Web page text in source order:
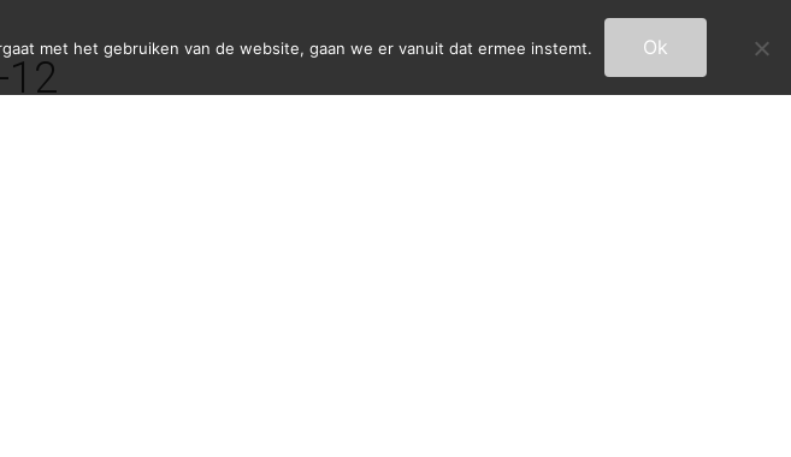
met het gebruiken van de website, gaan we er vanuit dat ermee instemt. Ok